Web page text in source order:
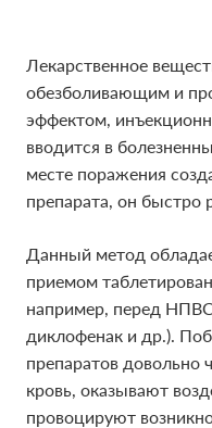
Лекарственное
обезболивающим и
эффектом,
вводится в
месте поражения
препарата, он быстро
Данный метод
приемом
например, перед НПВС
диклофенак и др.).
препаратов довольно
кровь, оказывают
провоцируют